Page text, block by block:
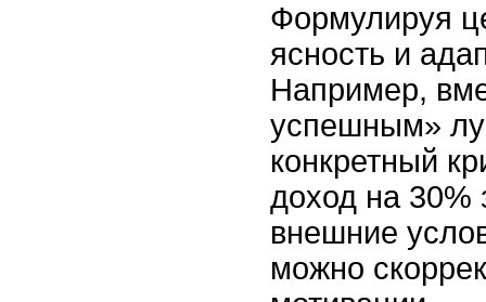
Формулируя
ясность и
Например,
успешным»
конкретный
доход на 30%
внешние
можно